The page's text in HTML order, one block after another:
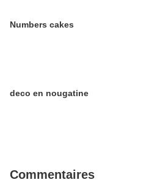
Numbers cakes
deco en nougatine
Commentaires